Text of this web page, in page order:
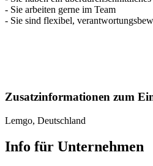
- Sie arbeiten gerne im Team
- Sie sind flexibel,
Zusatzinformationen zum
Lemgo, Deutschland
Info für Unternehmen